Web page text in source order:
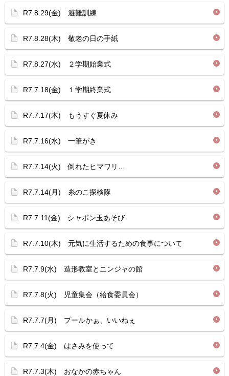
R7.8.29(金) 避難訓練
R7.8.28(木) 敬老の日の手紙
R7.8.27(水) ２学期始業式
R7.7.18(金) １学期終業式
R7.7.17(木) もうすぐ夏休み
R7.7.16(水) 一筆がき
R7.7.14(火) 倒れたヒマワリ…
R7.7.14(月) 糸のこ探検隊
R7.7.11(金) シャボン玉あそび
R7.7.10(木) 元気に生活するための食事について
R7.7.9(水) 造形教室とニンジャの館
R7.7.8(火) 児童集会（給食委員会）
R7.7.7(月) プールかぁ、いいねぇ
R7.7.4(金) はさみを使って
R7.7.3(木) おなかの赤ちゃん